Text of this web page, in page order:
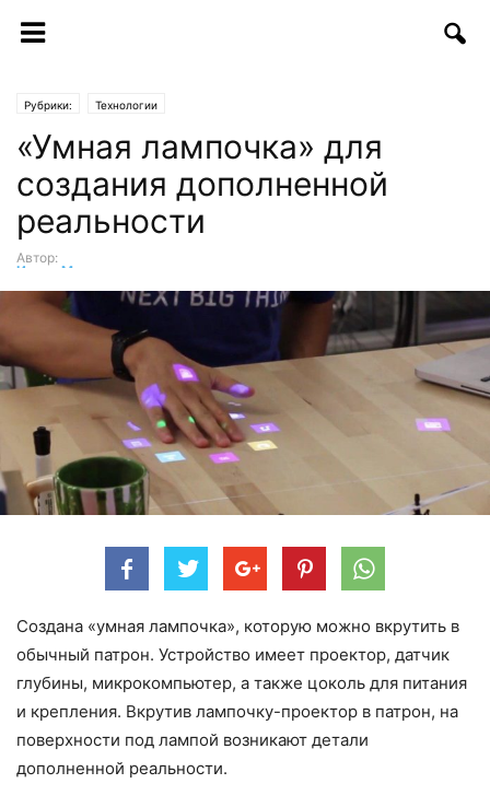
Рубрики: Технологии
«Умная лампочка» для
создания дополненной
реальности
Автор:
Ирина Мирзаева
Создана «умная лампочка», которую можно вкрутить в
обычный патрон. Устройство имеет проектор, датчик
глубины, микрокомпьютер, а также цоколь для питания
и крепления. Вкрутив лампочку-проектор в патрон, на
поверхности под лампой возникают детали
дополненной реальности.